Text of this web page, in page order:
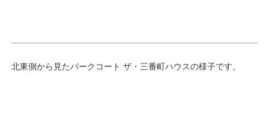
北東側から見たパークコート ザ・三番町ハウスの様子です。